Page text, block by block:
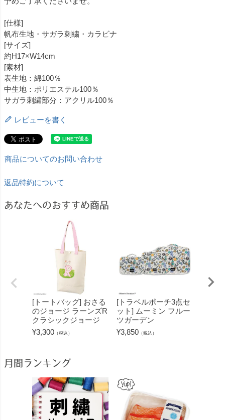
[仕様]
帆布生地・サガラ刺繍・カラビナ
[サイズ]
約H17×W14cm
[素材]
表生地：綿100％
中生地：ポリエステル100％
サガラ刺繍部分：アクリル100％
レビューを書く
商品についてのお問い合わせ
返品特約について
あなたへのおすすめ商品
[トートバッグ] おさる
のジョージ ラーンズR
クラシックジョージ
¥3,300 （税込）
[トラベルポーチ3点セ
ット] ムーミン フルー
ツガーデン
¥3,850 （税込）
月間ランキング